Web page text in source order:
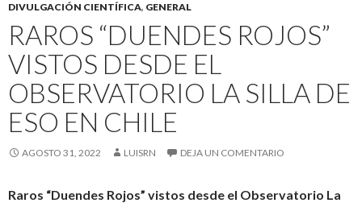
DIVULGACIÓN CIENTÍFICA, GENERAL
RAROS “DUENDES ROJOS”
VISTOS DESDE EL
OBSERVATORIO LA SILLA DE
ESO EN CHILE
AGOSTO 31, 2022 LUISRN DEJA UN COMENTARIO
Raros “Duendes Rojos” vistos desde el Observatorio La